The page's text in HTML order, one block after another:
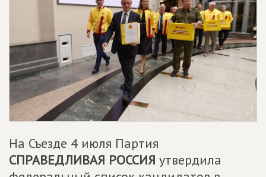
На Съезде 4 июля Партия
СПРАВЕДЛИВАЯ РОССИЯ утвердила